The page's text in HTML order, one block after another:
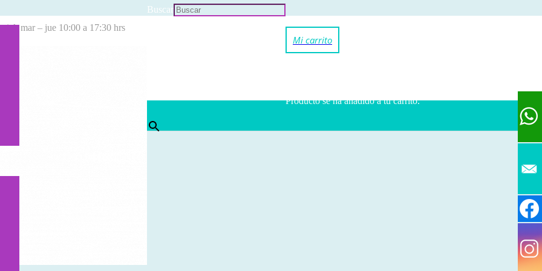
mar – jue 10:00 a 17:30 hrs
Buscar
Productose ha añadido a tu carrito.